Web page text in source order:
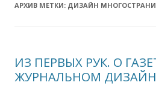
АРХИВ МЕТКИ: ДИЗАЙН
ИЗ ПЕРВЫХ РУК. О
ЖУРНАЛЬНОМ